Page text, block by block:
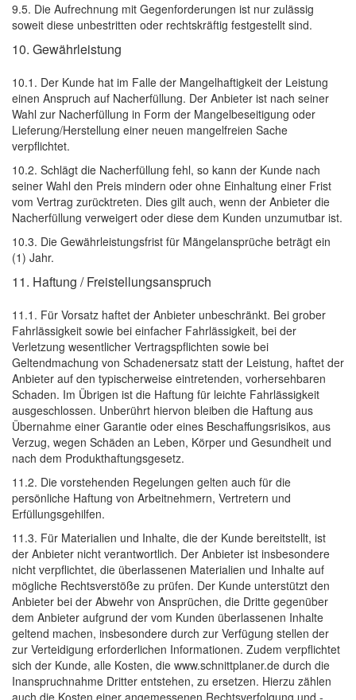
9.5. Die Aufrechnung mit Gegenforderungen ist nur zulässig
soweit diese unbestritten oder rechtskräftig festgestellt sind.
10. Gewährleistung
10.1. Der Kunde hat im Falle der Mangelhaftigkeit der Leistung
einen Anspruch auf Nacherfüllung. Der Anbieter ist nach seiner
Wahl zur Nacherfüllung in Form der Mangelbeseitigung oder
Lieferung/Herstellung einer neuen mangelfreien Sache
verpflichtet.
10.2. Schlägt die Nacherfüllung fehl, so kann der Kunde nach
seiner Wahl den Preis mindern oder ohne Einhaltung einer Frist
vom Vertrag zurücktreten. Dies gilt auch, wenn der Anbieter die
Nacherfüllung verweigert oder diese dem Kunden unzumutbar ist.
10.3. Die Gewährleistungsfrist für Mängelansprüche beträgt ein
(1) Jahr.
11. Haftung / Freistellungsanspruch
11.1. Für Vorsatz haftet der Anbieter unbeschränkt. Bei grober
Fahrlässigkeit sowie bei einfacher Fahrlässigkeit, bei der
Verletzung wesentlicher Vertragspflichten sowie bei
Geltendmachung von Schadenersatz statt der Leistung, haftet der
Anbieter auf den typischerweise eintretenden, vorhersehbaren
Schaden. Im Übrigen ist die Haftung für leichte Fahrlässigkeit
ausgeschlossen. Unberührt hiervon bleiben die Haftung aus
Übernahme einer Garantie oder eines Beschaffungsrisikos, aus
Verzug, wegen Schäden an Leben, Körper und Gesundheit und
nach dem Produkthaftungsgesetz.
11.2. Die vorstehenden Regelungen gelten auch für die
persönliche Haftung von Arbeitnehmern, Vertretern und
Erfüllungsgehilfen.
11.3. Für Materialien und Inhalte, die der Kunde bereitstellt, ist
der Anbieter nicht verantwortlich. Der Anbieter ist insbesondere
nicht verpflichtet, die überlassenen Materialien und Inhalte auf
mögliche Rechtsverstöße zu prüfen. Der Kunde unterstützt den
Anbieter bei der Abwehr von Ansprüchen, die Dritte gegenüber
dem Anbieter aufgrund der vom Kunden überlassenen Inhalte
geltend machen, insbesondere durch zur Verfügung stellen der
zur Verteidigung erforderlichen Informationen. Zudem verpflichtet
sich der Kunde, alle Kosten, die www.schnittplaner.de durch die
Inanspruchnahme Dritter entstehen, zu ersetzen. Hierzu zählen
auch die Kosten einer angemessenen Rechtsverfolgung und -